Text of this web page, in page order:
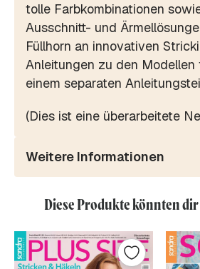
tolle Farbkombinationen
Ausschnitt- und
Füllhorn an innovativen
Anleitungen zu den Modellen
einem separaten
(Dies ist eine überarbeitete
Weitere Informationen
Diese Produkte könnten